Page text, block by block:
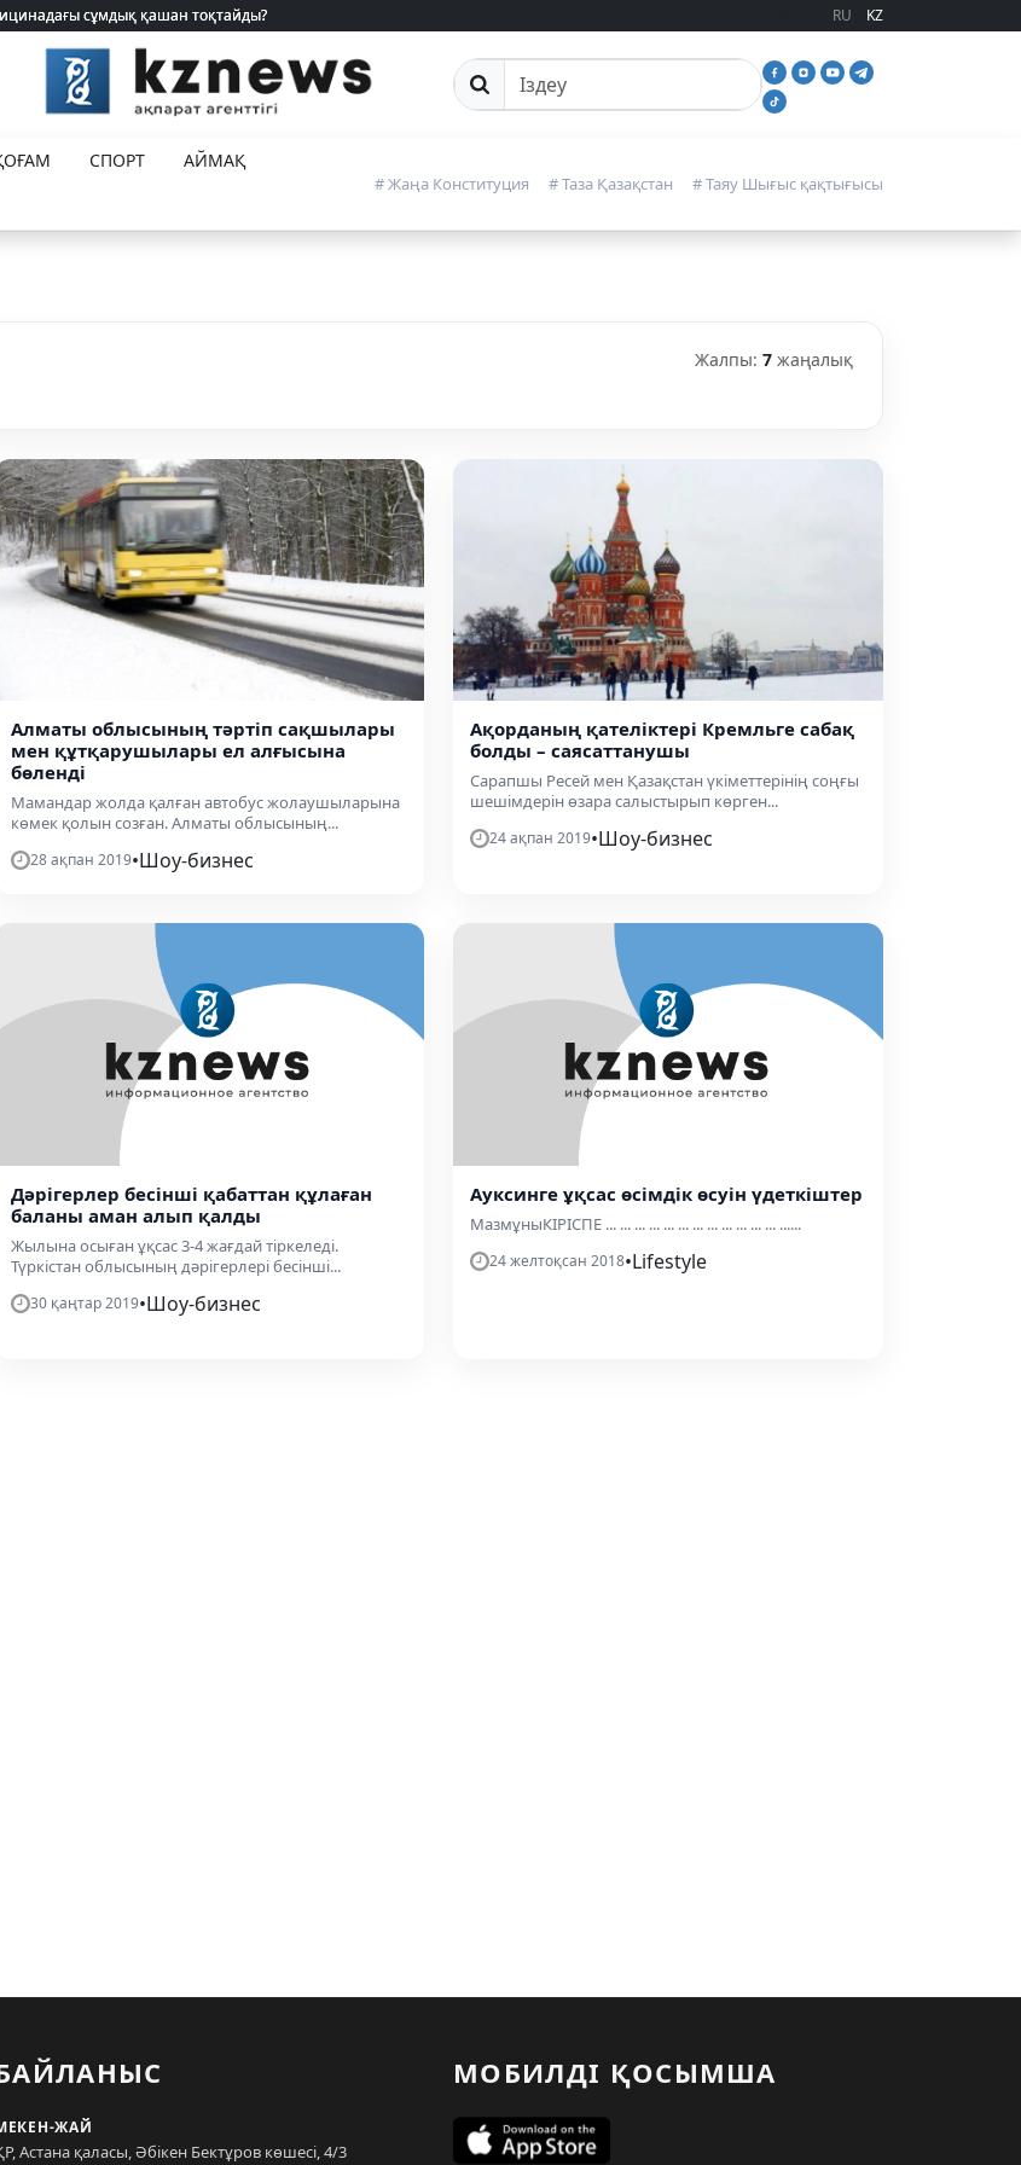
сұмдық қашан тоқтайды?
сұмдық қашан тоқтайды? RU KZ
Сайттан іздеу
СПОРТ
АЙМАҚ
# Жаңа Конституция # Таза Қазақстан # Таяу Шығыс қақтығысы
Жалпы: 7 жаңалық
Алматы облысының тәртіп сақшылары
мен құтқарушылары ел алғысына
бөленді
Мамандар жолда қалған автобус жолаушыларына
көмек қолын созған. Алматы облысының...
28 ақпан 2019•Шоу-бизнес
Ақорданың қателіктері Кремльге сабақ
болды – саясаттанушы
Сарапшы Ресей мен Қазақстан үкіметтерінің соңғы
шешімдерін өзара салыстырып көрген...
24 ақпан 2019•Шоу-бизнес
Дәрігерлер бесінші қабаттан құлаған
баланы аман алып қалды
Жылына осыған ұқсас 3-4 жағдай тіркеледі.
Түркістан облысының дәрігерлері бесінші...
30 қаңтар 2019•Шоу-бизнес
Ауксинге ұқсас өсімдік өсуін үдеткіштер
МазмұныКІРІСПЕ ... ... ... ... ... ... ... ... ... ... ... ... ......
24 желтоқсан 2018•Lifestyle
ЖАЙ
Астана қаласы, Әбікен Бектұров көшесі, 4/3
МОБИЛДІ ҚОСЫМША